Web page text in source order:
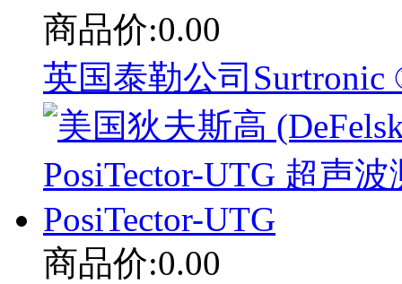
商品价:0.00
英国泰勒公司
商品价:0.00